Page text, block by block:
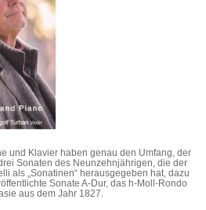
und Klavier haben genau den Umfang, der
Sonaten des Neunzehnjährigen, die der
als „Sonatinen“ herausgegeben hat, dazu
Sonate A-Dur, das h-Moll-Rondo
aus dem Jahr 1827.